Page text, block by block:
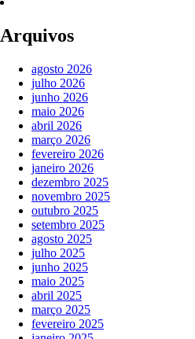
Arquivos
agosto 2026
julho 2026
junho 2026
maio 2026
abril 2026
março 2026
fevereiro 2026
janeiro 2026
dezembro 2025
novembro 2025
outubro 2025
setembro 2025
agosto 2025
julho 2025
junho 2025
maio 2025
abril 2025
março 2025
fevereiro 2025